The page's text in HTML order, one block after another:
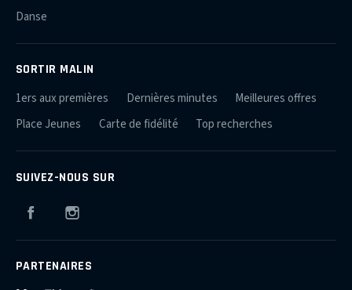
Danse
SORTIR MALIN
1ers aux premières Dernières minutes
Meilleures offres
Place Jeunes
Carte de fidélité Top recherches
SUIVEZ-NOUS SUR
Facebook
PARTENAIRES